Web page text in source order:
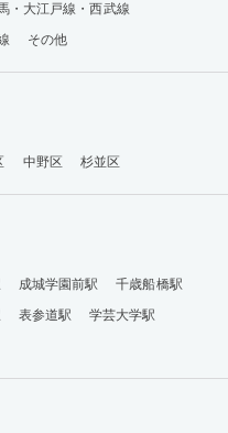
・大江戸線・西武線
その他
中野区 杉並区
成城学園前駅
千歳船橋駅
表参道駅
学芸大学駅